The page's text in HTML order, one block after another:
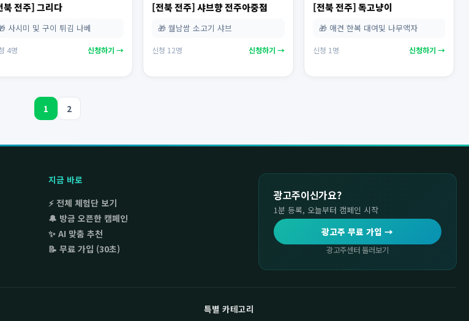
북 전주] 그리다
사시미 및 구이 튀김 나베
4명 신청하기 →
[전북 전주] 샤브향 전주아중점
🎁 월남쌈 소고기 샤브
신청 12명 신청하기 →
[전북 전주] 독고냥이
🎁 애견 한복 대여및 나무액자
신청 1명 신청하기 →
1 2
지금 바로
⚡ 전체 체험단 보기
🔔 방금 오픈한 캠페인
✨ AI 맞춤 추천
📝 무료 가입 (30초)
광고주이신가요?
1분 등록, 오늘부터 캠페인 시작
광고주 무료 가입 →
광고주센터 둘러보기
특별 카테고리